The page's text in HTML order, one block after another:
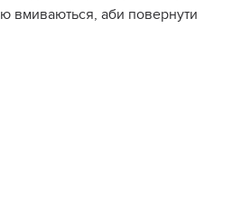
вмиваються, аби повернути